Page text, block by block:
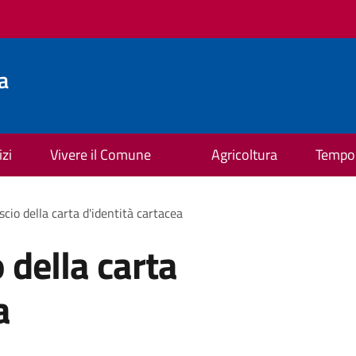
Vivere il Comune Agricoltura
della carta d'identità cartacea
della carta